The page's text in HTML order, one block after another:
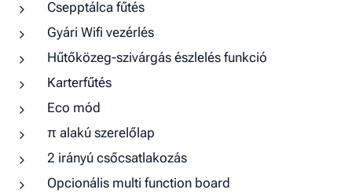
Csepptálca fűtés
Gyári Wifi vezérlés
Hűtőközeg-szivárgás észlelés funkció
Karterfűtés
Eco mód
π alakú szerelőlap
2 irányú csőcsatlakozás
Opcionális multi function board